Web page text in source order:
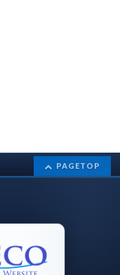
PAGETOP